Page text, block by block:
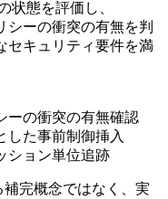
状態を評価し、
シーの衝突の有無を判
セキュリティ要件を満
ーの衝突の有無確認
した事前制御挿入
ション単位追跡
補完概念ではなく、実